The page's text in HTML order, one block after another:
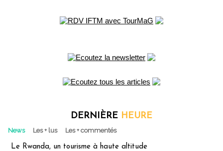
DERNIÈRE HEURE
News Les + lus Les + commentés
Le Rwanda, un tourisme à haute altitude